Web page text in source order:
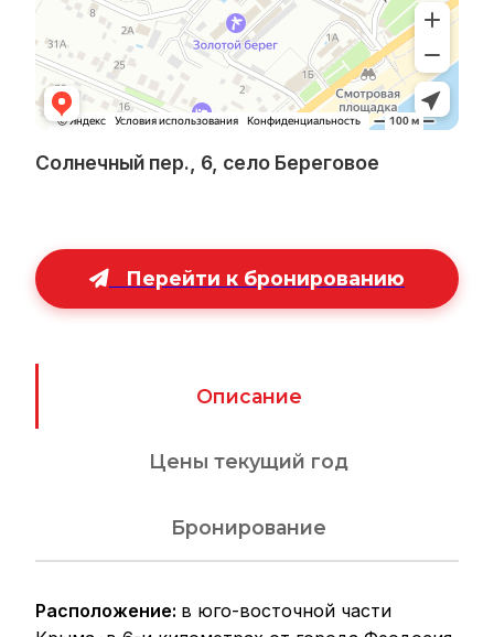
Солнечный пер., 6, село Береговое
Перейти к бронированию
Описание
Цены текущий год
Бронирование
Расположение: в юго-восточной части